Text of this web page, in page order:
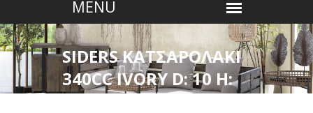
SIDERS ΚΑΤΣΑΡΟΛΑΚΙ
340CC IVORY D: 10 H:
8,5CM